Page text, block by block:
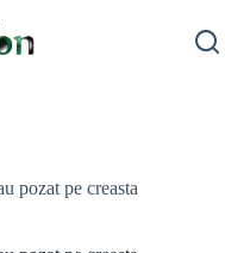
pozat pe creasta